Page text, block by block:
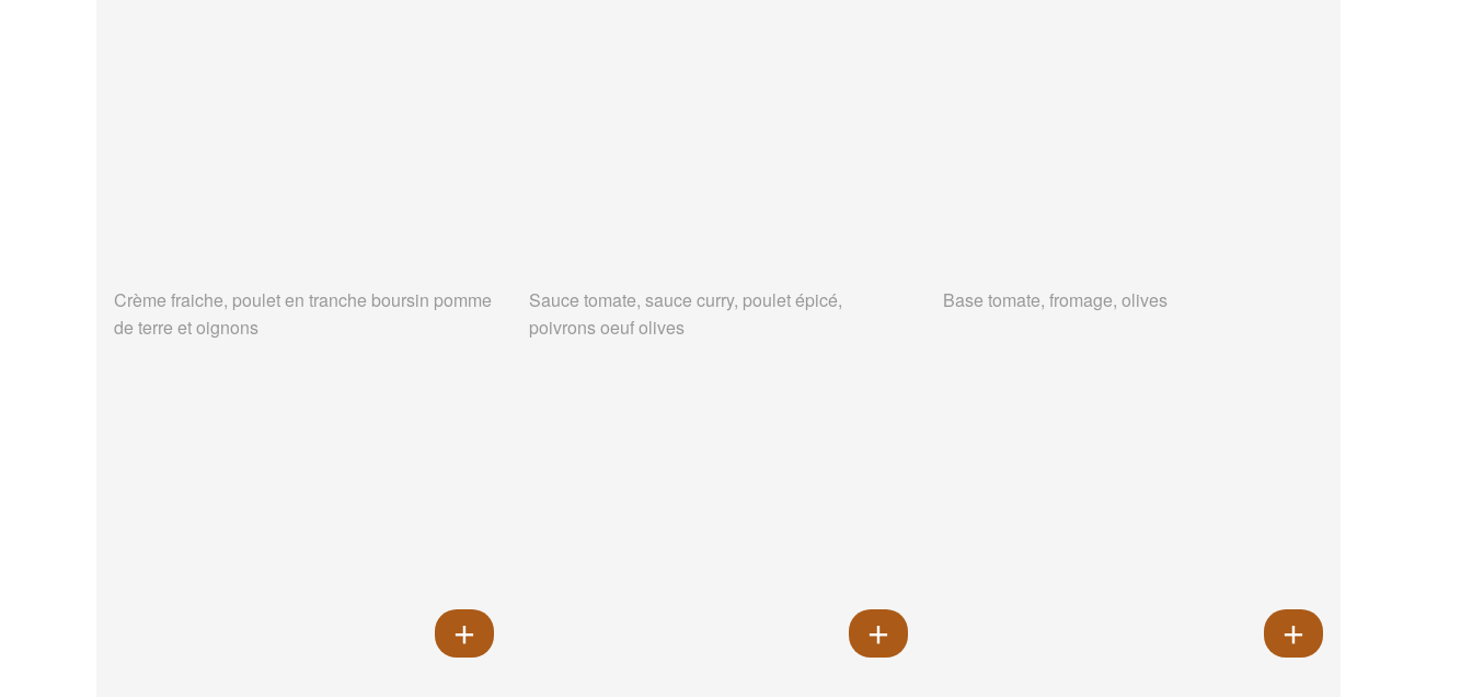
Crème fraiche, poulet en tranche boursin pomme
de terre et oignons
Sauce tomate, sauce curry, poulet épicé,
poivrons oeuf olives
Base tomate, fromage, olives